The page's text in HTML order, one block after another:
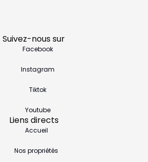
Suivez-nous sur
Facebook
Instagram
Tiktok
Youtube
Liens directs
Accueil
Nos propriétés